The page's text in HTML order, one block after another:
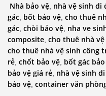
Nhà bảo vệ nhà vệ sinh di
gác bốt bảo vệ cho thuê
gác chòi bảo vệ nha ve
composite cho thuê nhà
cho thuê nhà vệ sinh công
rẻ chốt bảo vệ bốt gác
bảo vệ giá rẻ nhà vệ sinh
bảo vệ container văn